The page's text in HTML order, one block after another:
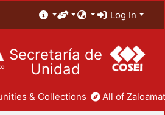
Log In
Secretaría de
Unidad
& Collections All of